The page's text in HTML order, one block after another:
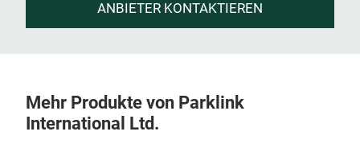
ANBIETER KONTAKTIEREN
Mehr Produkte von Parklink
International Ltd.